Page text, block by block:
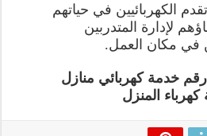
الكهربائيين في حياتهم
لإدارة المتدربين
في مكان العمل.
رقم خدمة كهربائي منازل
المنزل